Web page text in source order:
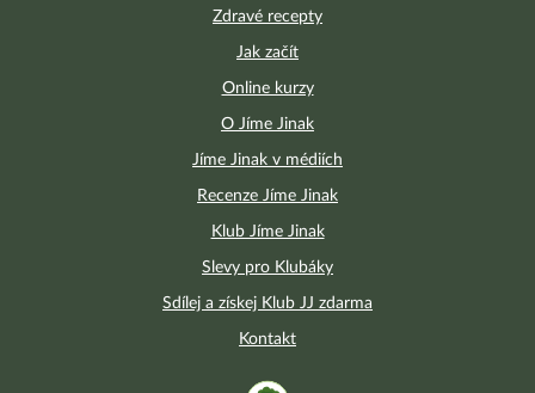
Zdravé recepty
Jak začít
Online kurzy
O Jíme Jinak
Jíme Jinak v médiích
Recenze Jíme Jinak
Klub Jíme Jinak
Slevy pro Klubáky
Sdílej a získej Klub JJ zdarma
Kontakt